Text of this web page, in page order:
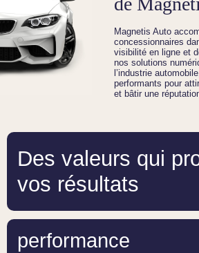
Magnetis Auto
concessionnaires
visibilité en ligne et
nos solutions
l’industrie
performants pour
et bâtir une
Des valeurs qui
vos résultats
performance